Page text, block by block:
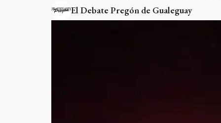
El Debate Pregón de Gualeguay